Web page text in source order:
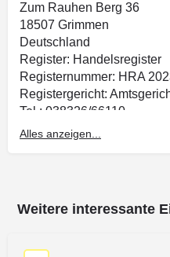
Zum Rauhen Berg 36
18507 Grimmen
Deutschland
Register: Handelsregister
Registernummer: HRA
Registergericht:
Tel.: 038326/66110
Fax: 038326/66166
Hendryk Kühl
HRB 20239
Alles anzeigen...
Weitere interessante